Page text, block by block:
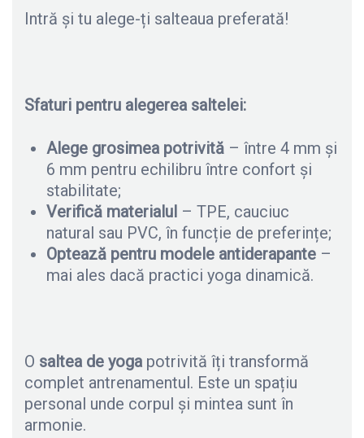
Intră și tu alege-ți salteaua preferată!
Sfaturi pentru alegerea saltelei:
Alege grosimea potrivită – între 4 mm și
6 mm pentru echilibru între confort și
stabilitate;
Verifică materialul – TPE, cauciuc
natural sau PVC, în funcție de preferințe;
Optează pentru modele antiderapante –
mai ales dacă practici yoga dinamică.
O saltea de yoga potrivită îți transformă
complet antrenamentul. Este un spațiu
personal unde corpul și mintea sunt în
armonie.